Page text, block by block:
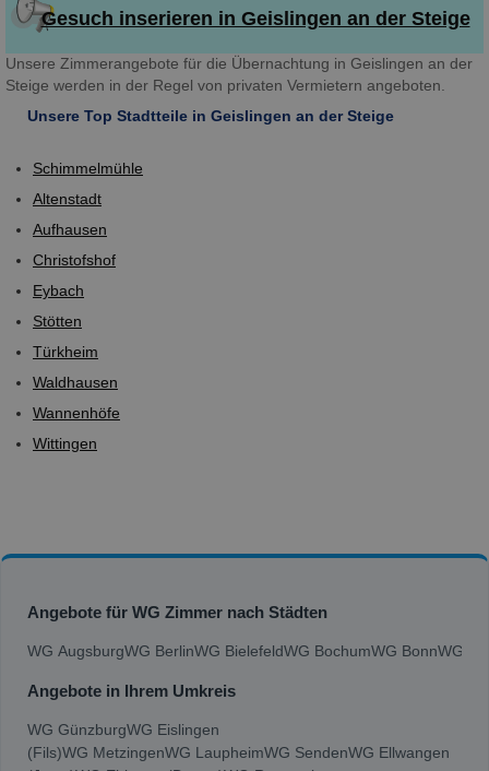
Gesuch inserieren in Geislingen an der Steige
Unsere Zimmerangebote für die Übernachtung in Geislingen an der
Steige werden in der Regel von privaten Vermietern angeboten.
Unsere Top Stadtteile in Geislingen an der Steige
Schimmelmühle
Altenstadt
Aufhausen
Christofshof
Eybach
Stötten
Türkheim
Waldhausen
Wannenhöfe
Wittingen
Angebote für WG Zimmer nach Städten
WG AugsburgWG BerlinWG BielefeldWG BochumWG BonnWG
Angebote in Ihrem Umkreis
WG GünzburgWG Eislingen
(Fils)WG MetzingenWG LaupheimWG SendenWG Ellwangen